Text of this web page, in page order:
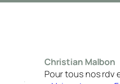
Christian Malbon
Pour tous nos rdv